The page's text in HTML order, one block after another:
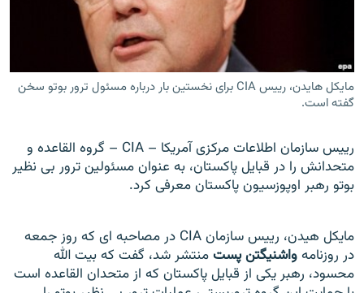
زبان‌های دیگر
مایکل هایدن، رییس CIA برای نخستین بار درباره مسئول ترور بوتو سخن
گفته است.
رییس سازمان اطلاعات مرکزی آمريکا – CIA – گروه القاعده و
متحدانش را در قبايل پاکستان، به عنوان مسئولین ترور بی نظير
بوتو رهبر اوپوزسيون پاکستان معرفی کرد.
مايکل هيدن، رييس سازمان CIA در مصاحبه ای که روز جمعه
در روزنامهواشنيگتن پستمنتشر شد، گفت که بيت الله
محسود، رهبر يکی از قبايل پاکستان که از متحدان القاعده است